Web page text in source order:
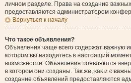
личном разделе. Права на создание
предоставляются администратором
Вернуться к началу
Что такое объявления?
Объявления чаще всего содержат важную
котором вы находитесь в настоящий
возможности. Объявления появляются
в котором они созданы. Так же, как и с
создание объявлений предоставляются